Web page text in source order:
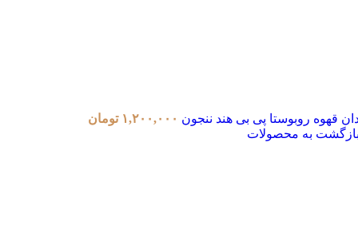
قهوه روبوستا پی بی هند ننجون ۱,۲۰۰,۰۰۰ تومان
به محصولات